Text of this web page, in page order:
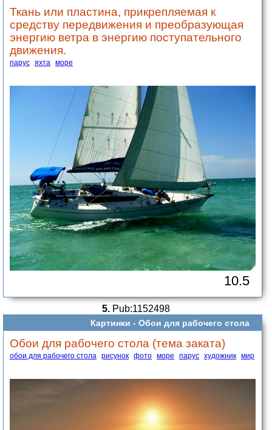
Ткань или пластина, прикрепляемая к
средству передвижения и преобразующая
энергию ветра в энергию поступательного
движения.
парус яхта море
10.5
5. Pub:1152498
Картинки - Обои для рабочего стола
Обои для рабочего стола (тема заката)
обои для рабочего стола рисунок фото море парус художник мир